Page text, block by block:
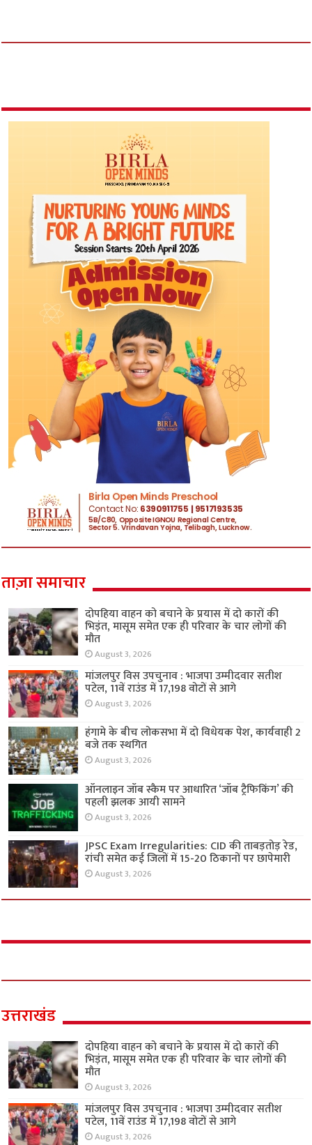
ताज़ा समाचार
दोपहिया वाहन को बचाने के प्रयास में दो कारों की
भिड़ंत, मासूम समेत एक ही परिवार के चार लोगों की
मौत
August 3, 2026
मांजलपुर विस उपचुनाव : भाजपा उम्मीदवार सतीश
पटेल, 11वें राउंड में 17,198 वोटों से आगे
August 3, 2026
हंगामे के बीच लोकसभा में दो विधेयक पेश, कार्यवाही 2
बजे तक स्थगित
August 3, 2026
ऑनलाइन जॉब स्कैम पर आधारित ‘जॉब ट्रैफिकिंग’ की
पहली झलक आयी सामने
August 3, 2026
JPSC Exam Irregularities: CID की ताबड़तोड़ रेड,
रांची समेत कई जिलों में 15-20 ठिकानों पर छापेमारी
August 3, 2026
उत्तराखंड
दोपहिया वाहन को बचाने के प्रयास में दो कारों की
भिड़ंत, मासूम समेत एक ही परिवार के चार लोगों की
मौत
August 3, 2026
मांजलपुर विस उपचुनाव : भाजपा उम्मीदवार सतीश
पटेल, 11वें राउंड में 17,198 वोटों से आगे
August 3, 2026